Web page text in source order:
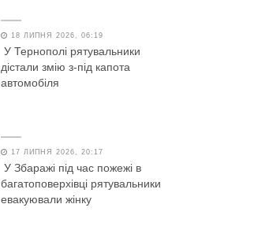
18 ЛИПНЯ 2026, 06:19
У Тернополі рятувальники
дістали змію з-під капота
автомобіля
17 ЛИПНЯ 2026, 20:17
У Збаражі під час пожежі в
багатоповерхівці рятувальники
евакуювали жінку